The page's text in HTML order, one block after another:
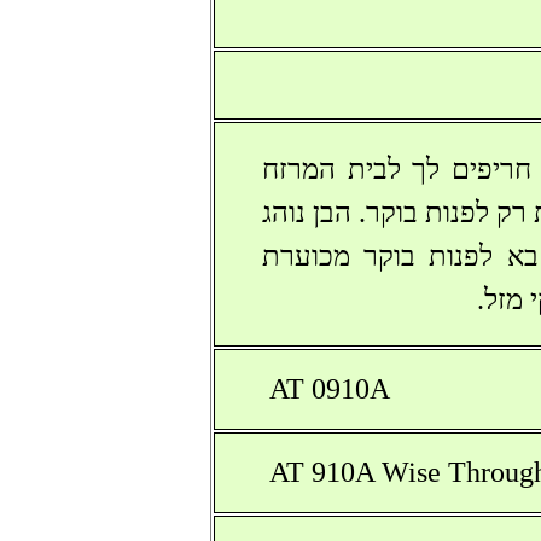
לך לבית המרזח
לפנות בוקר. הבן נוהג
לפנות בוקר מכוערת
מזל.
AT 0910A
AT 910A Wise